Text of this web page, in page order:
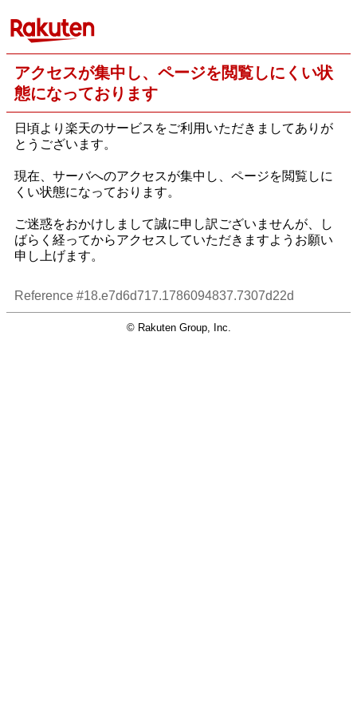
アクセスが集中し、ページを閲覧しにくい状
態になっております
日頃より楽天のサービスをご利用いただきましてありが
とうございます。
現在、サーバへのアクセスが集中し、ページを閲覧しに
くい状態になっております。
ご迷惑をおかけしまして誠に申し訳ございませんが、し
ばらく経ってからアクセスしていただきますようお願い
申し上げます。
Reference #18.e7d6d717.1786094837.7307d22d
© Rakuten Group, Inc.